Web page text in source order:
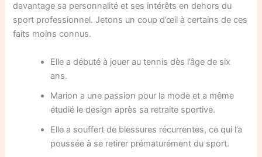
davantage sa personnalité et ses intérêts en dehors du
sport professionnel. Jetons un coup d’œil à certains de ces
faits moins connus.
Elle a débuté à jouer au tennis dès l’âge de six
ans.
Marion a une passion pour la mode et a même
étudié le design après sa retraite sportive.
Elle a souffert de blessures récurrentes, ce qui l’a
poussée à se retirer prématurément du sport.